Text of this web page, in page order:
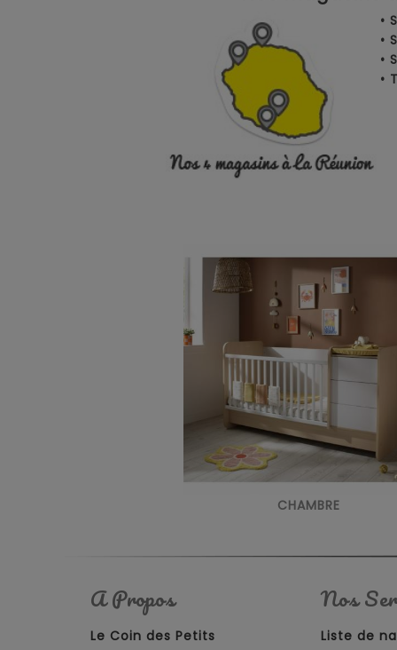
•
•
•
•
CHAMBRE
A Propos
Le Coin des Petits
Nos
Liste de